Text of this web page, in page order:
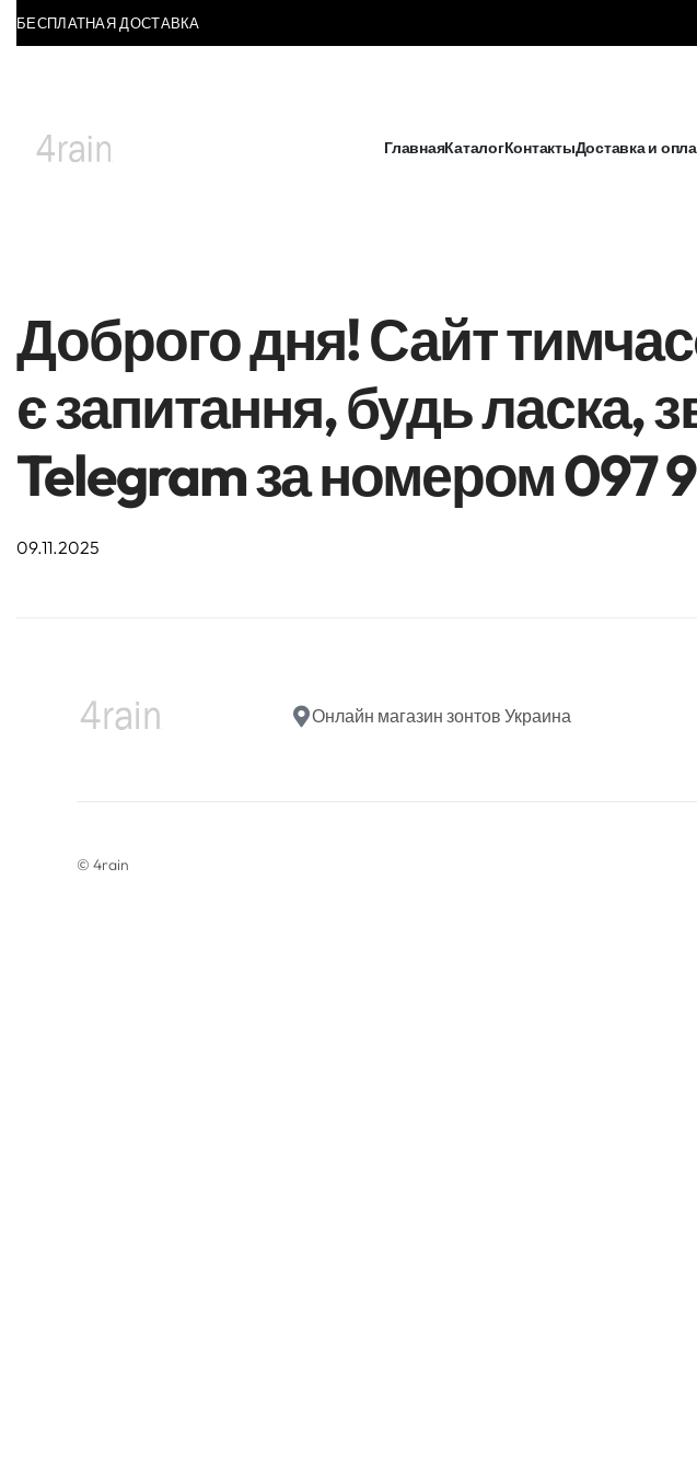
БЕСПЛАТНАЯ ДОСТАВКА
ГлавнаяКаталогКонтактыДоставка и
Доброго дня! Сайт
є запитання, будь ласка,
Telegram за номером 097
09.11.2025
Онлайн магазин зонтов Украина
© 4rain